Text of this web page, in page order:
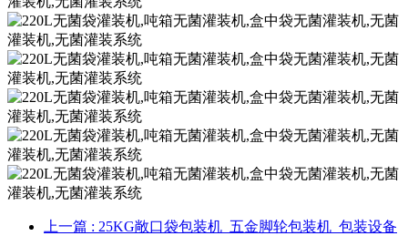
上一篇 : 25KG敞口袋包装机_五金脚轮包装机_包装设备